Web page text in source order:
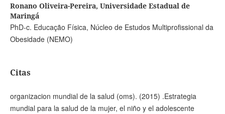
Ronano Oliveira-Pereira, Universidade Estadual de
Maringá
PhD-c. Educação Física, Núcleo de Estudos Multiprofissional da
Obesidade (NEMO)
Citas
organizacion mundial de la salud (oms). (2015) .Estrategia
mundial para la salud de la mujer, el niño y el adolescente